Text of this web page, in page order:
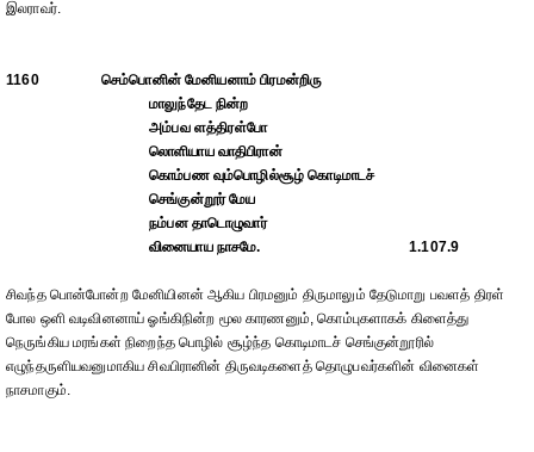
இலராவர்.
1160
செம்பொனின் மேனியனாம் பிரமன்றிரு
மாலுந்தேட நின்ற
அம்பவ ளத்திரள்போ
லொளியாய வாதிபிரான்
கொம்பண வும்பொழில்சூழ் கொடிமாடச்
செங்குன்றூர் மேய
நம்பன தாடொழுவார்
வினையாய நாசமே.
1.107.9
சிவந்த பொன்போன்ற மேனியினன் ஆகிய பிரமனும் திருமாலும் தேடுமாறு பவளத் திரள்
போல ஒளி வடிவினனாய் ஓங்கிநின்ற மூல காரணனும், கொம்புகளாகக் கிளைத்து
நெருங்கிய மரங்கள் நிறைந்த பொழில் சூழ்ந்த கொடிமாடச் செங்குன்றூரில்
எழுந்தருளியவனுமாகிய சிவபிரானின் திருவடிகளைத் தொழுபவர்களின் வினைகள்
நாசமாகும்.